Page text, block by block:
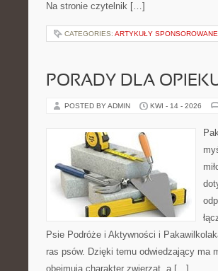
Na stronie czytelnik […]
CATEGORIES: ARTYKUŁY SPONSOROWANE
PORADY DLA
POSTED BY ADMIN KWI - 14 - 2026
Psie Podróże i Aktywności i
ras psów. Dzięki temu odwiedzający ma
obejmują charakter zwierząt, a […]